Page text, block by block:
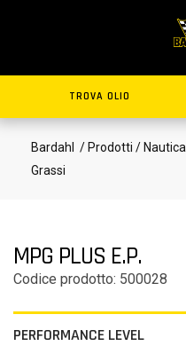
TROVA OLIO
Bardahl / Prodotti / Nautica
Grassi
MPG PLUS E.P.
Codice prodotto: 500028
PERFORMANCE LEVEL